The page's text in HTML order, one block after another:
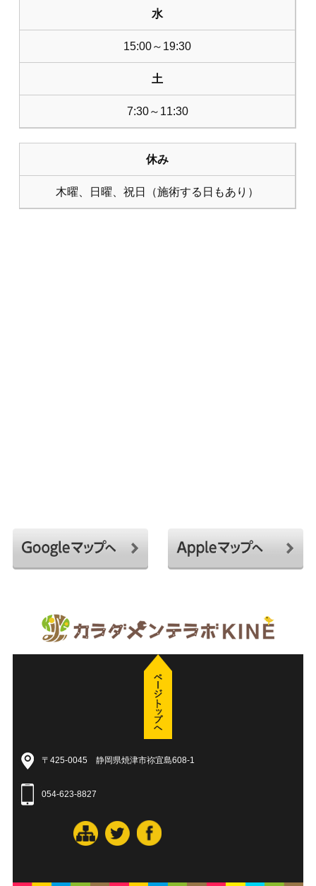
水
15:00～19:30
土
7:30～11:30
休み
木曜、日曜、祝日（施術する日もあり）
〒425-0045 静岡県焼津市祢宜島608-1
054-623-8827